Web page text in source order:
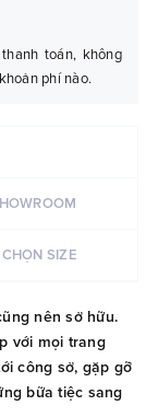
toán, không
phí nào.
SIZE
nên sở hữu.
với mọi trang
công sở, gặp gỡ
bữa tiệc sang